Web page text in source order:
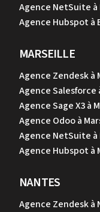
Agence NetSuite à
Agence Hubspot à
MARSEILLE
Agence Zendesk à
Agence Salesforce
Agence Sage X3 à
Agence Odoo à
Agence NetSuite à
Agence Hubspot à
NANTES
Agence Zendesk à